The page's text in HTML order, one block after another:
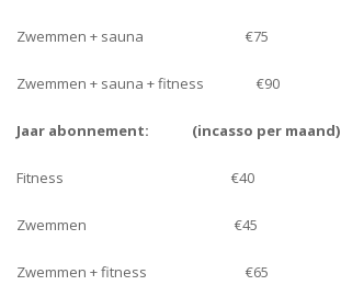
Zwemmen + sauna €75
Zwemmen + sauna + fitness €90
Jaar abonnement: (incasso per maand)
Fitness €40
Zwemmen €45
Zwemmen + fitness €65